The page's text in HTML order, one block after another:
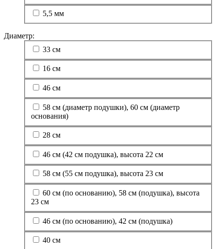
5,5 мм
Диаметр:
33 см
16 см
46 см
58 см (диаметр подушки), 60 см (диаметр
основания)
28 см
46 см (42 см подушка), высота 22 см
58 см (55 см подушка), высота 23 см
60 см (по основанию), 58 см (подушка), высота
23 см
46 см (по основанию), 42 см (подушка)
40 см